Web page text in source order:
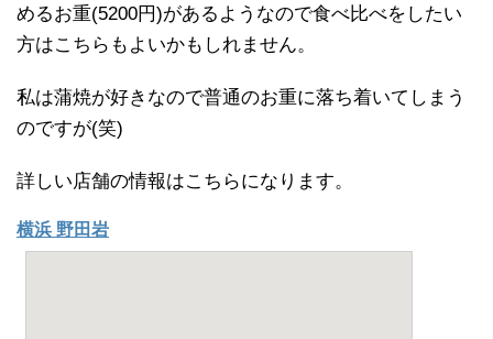
めるお重(5200円)があるようなので食べ比べをしたい
方はこちらもよいかもしれません。
私は蒲焼が好きなので普通のお重に落ち着いてしまう
のですが(笑)
詳しい店舗の情報はこちらになります。
横浜 野田岩